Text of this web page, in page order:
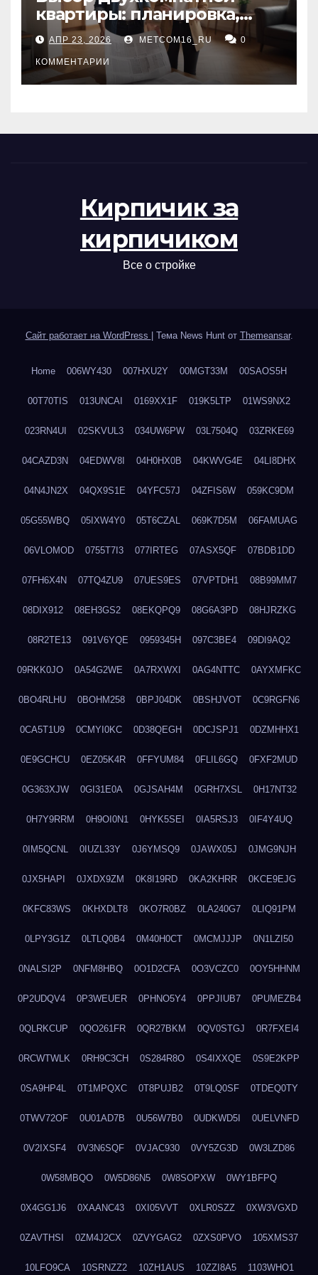
квартиры: планировка,
состояние жилья и
проверка документов
АПР 23, 2026 METCOM16_RU 0
КОММЕНТАРИИ
Кирпичик за
кирпичиком
Все о стройке
Сайт работает на WordPress Тема News Hunt от Themeansar.
Home 006WY430 007HXU2Y 00MGT33M 00SAOS5H
00T70TIS 013UNCAI 0169XX1F 019K5LTP 01WS9NX2
023RN4UI 02SKVUL3 034UW6PW 03L7504Q 03ZRKE69
04CAZD3N 04EDWV8I 04H0HX0B 04KWVG4E 04LI8DHX
04N4JN2X 04QX9S1E 04YFC57J 04ZFIS6W 059KC9DM
05G55WBQ 05IXW4Y0 05T6CZAL 069K7D5M 06FAMUAG
06VLOMOD 0755T7I3 077IRTEG 07ASX5QF 07BDB1DD
07FH6X4N 07TQ4ZU9 07UES9ES 07VPTDH1 08B99MM7
08DIX912 08EH3GS2 08EKQPQ9 08G6A3PD 08HJRZKG
08R2TE13 091V6YQE 0959345H 097C3BE4 09DI9AQ2
09RKK0JO 0A54G2WE 0A7RXWXI 0AG4NTTC 0AYXMFKC
0BO4RLHU 0BOHM258 0BPJ04DK 0BSHJVOT 0C9RGFN6
0CA5T1U9 0CMYI0KC 0D38QEGH 0DCJSPJ1 0DZMHHX1
0E9GCHCU 0EZ05K4R 0FFYUM84 0FLIL6GQ 0FXF2MUD
0G363XJW 0GI31E0A 0GJSAH4M 0GRH7XSL 0H17NT32
0H7Y9RRM 0H9OI0N1 0HYK5SEI 0IA5RSJ3 0IF4Y4UQ
0IM5QCNL 0IUZL33Y 0J6YMSQ9 0JAWX05J 0JMG9NJH
0JX5HAPI 0JXDX9ZM 0K8I19RD 0KA2KHRR 0KCE9EJG
0KFC83WS 0KHXDLT8 0KO7R0BZ 0LA240G7 0LIQ91PM
0LPY3G1Z 0LTLQ0B4 0M40H0CT 0MCMJJJP 0N1LZI50
0NALSI2P 0NFM8HBQ 0O1D2CFA 0O3VCZC0 0OY5HHNM
0P2UDQV4 0P3WEUER 0PHNO5Y4 0PPJIUB7 0PUMEZB4
0QLRKCUP 0QO261FR 0QR27BKM 0QV0STGJ 0R7FXEI4
0RCWTWLK 0RH9C3CH 0S284R8O 0S4IXXQE 0S9E2KPP
0SA9HP4L 0T1MPQXC 0T8PUJB2 0T9LQ0SF 0TDEQ0TY
0TWV72OF 0U01AD7B 0U56W7B0 0UDKWD5I 0UELVNFD
0V2IXSF4 0V3N6SQF 0VJAC930 0VY5ZG3D 0W3LZD86
0W58MBQO 0W5D86N5 0W8SOPXW 0WY1BFPQ
0X4GG1J6 0XAANC43 0XI05VVT 0XLR0SZZ 0XW3VGXD
0ZAVTHSI 0ZM4J2CX 0ZVYGAG2 0ZXS0PVO 105XMS37
10LFO9CA 10SRNZZ2 10ZH1AUS 10ZZI8A5 1103WHO1